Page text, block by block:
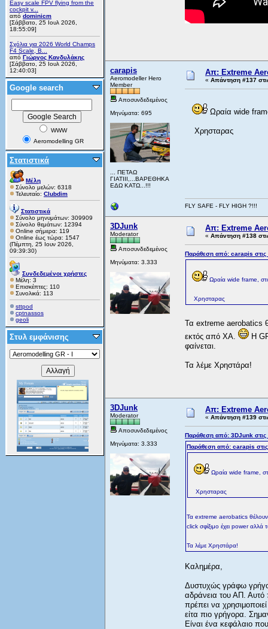
Easy scale FPV flying from the
cockpit v...
από dominicm
[Σάββατο, 25 Ιουλ 2026,
18:55:09]
Σχόλια για 2026 World Champs
F4 Scale, B...
από Γιώργος Κανδυλάκης
[Σάββατο, 25 Ιουλ 2026,
12:40:03]
Google search
WWW
Aeromodelling GR
Στατιστικά
Μέλη
Σύνολο μελών: 6318
Τελευταίο: Clubdim
Στατιστικά
Σύνολο μηνυμάτων: 309909
Σύνολο θεμάτων: 12394
Online σήμερα: 119
Online έως τώρα: 1547
(Πέμπτη, 25 Ιουν 2026,
09:39:30)
Συνδεδεμένοι χρήστες
Μέλη: 3
Επισκέπτες: 110
Συνολικά: 113
sttpod
cptnassos
geoli
Στυλ εμφάνισης
carapis
Aeromodeller Hero
Member
Αποσυνδεδεμένος
Μηνύματα: 695
... ΠΕΤΑΩ
ΓΙΑΤΙΙΙ,...ΒΑΡΕΘΗΚΑ
ΕΔΩ ΚΑΤΩ...!!!
Απ: Extreme
« Απάντηση #137
Ωραία wide
Χρησταρας
FLY SAFE - FLY HIGH ?!!!
3DJunk
Moderator
Αποσυνδεδεμένος
Μηνύματα: 3.333
Απ: Extreme
« Απάντηση #138
Παράθεση από: carapis
Ωραία wide frame,
Χρησταρας
Τα extreme aerobatics
εκτός από XA.
H
φαίνεται.
Τα λέμε Χρηστάρα!
3DJunk
Moderator
Αποσυνδεδεμένος
Μηνύματα: 3.333
Απ: Extreme
« Απάντηση #139
Παράθεση από: 3DJunk
Παράθεση από: carapis
Ωραία wide frame,
Χρησταρας
Τα extreme aerobatics
click σφίξιμο έχει power αλλά
Τα λέμε Χρηστάρα!
Καλημέρα,
Δυστυχώς γράφω
αδράνεια του ΑΠ. Αυτό
πρέπει να
είτα πιο γρήγορα.
Είναι ένα κεφάλαιο